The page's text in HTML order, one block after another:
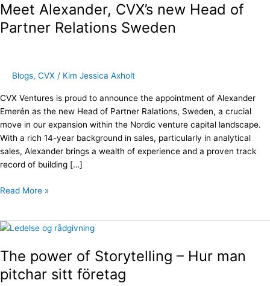
Meet Alexander, CVX’s new Head of
Partner Relations Sweden
Blogs, CVX / Kim Jessica Axholt
CVX Ventures is proud to announce the appointment of Alexander
Emerén as the new Head of Partner Ralations, Sweden, a crucial
move in our expansion within the Nordic venture capital landscape.
With a rich 14-year background in sales, particularly in analytical
sales, Alexander brings a wealth of experience and a proven track
record of building […]
CVX’s
new
Head
Relations
Read More »
The power of Storytelling – Hur man
pitchar sitt företag
The
of
Storytelling
–